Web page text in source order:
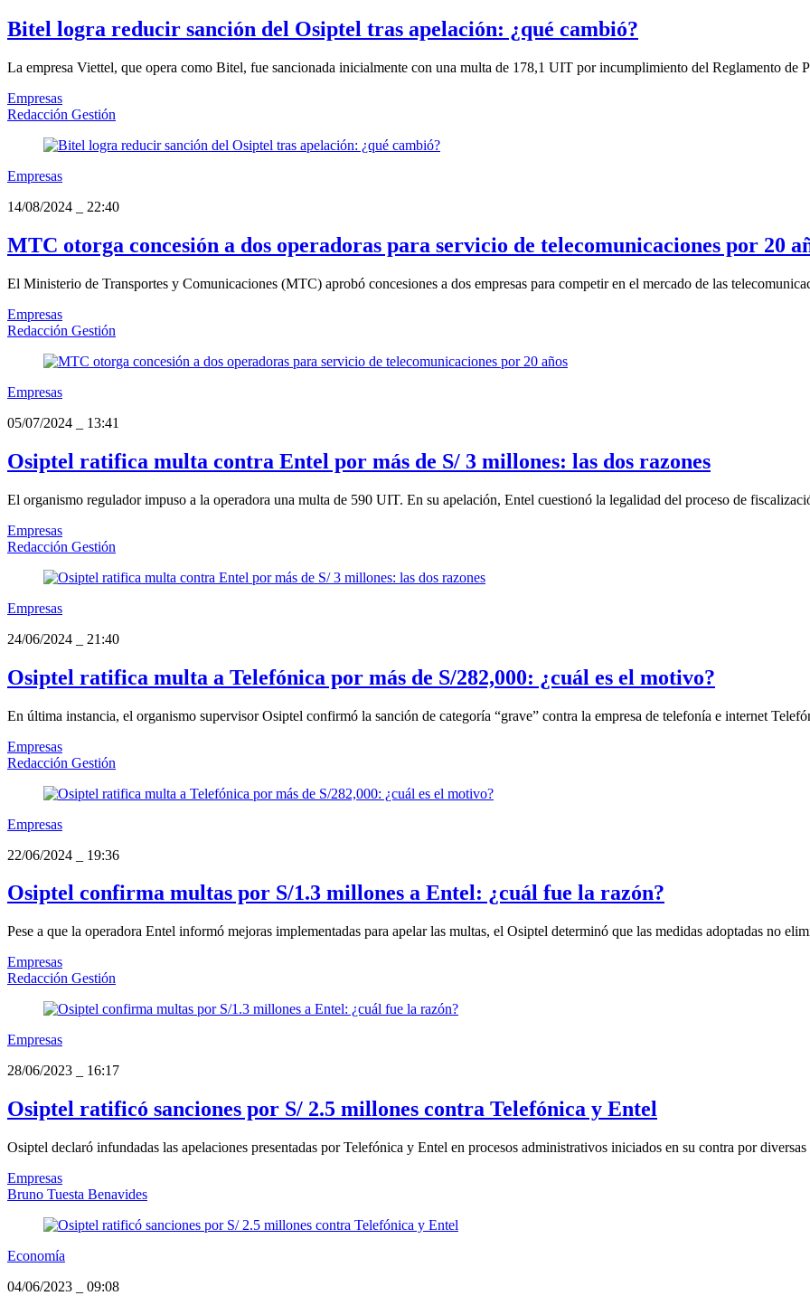
Bitel logra reducir sanción del Osiptel tras apelación: ¿qué cambió?
La empresa Viettel, que opera como Bitel, fue sancionada inicialmente con una multa de 178,1 UIT por incumplimiento del Reglamento de
Empresas
Redacción Gestión
Empresas
14/08/2024
22:40
MTC otorga concesión a dos operadoras para servicio de telecomunicaciones por 20
El Ministerio de Transportes y Comunicaciones (MTC) aprobó concesiones a dos empresas para competir en el mercado de las
Empresas
Redacción Gestión
Empresas
05/07/2024
13:41
Osiptel ratifica multa contra Entel por más de S/ 3 millones: las dos razones
El organismo regulador impuso a la operadora una multa de 590 UIT. En su apelación, Entel cuestionó la legalidad del proceso de
Empresas
Redacción Gestión
Empresas
24/06/2024
21:40
Osiptel ratifica multa a Telefónica por más de S/282,000: ¿cuál es el motivo?
En última instancia, el organismo supervisor Osiptel confirmó la sanción de categoría “grave” contra la empresa de telefonía e internet
Empresas
Redacción Gestión
Empresas
22/06/2024
19:36
Osiptel confirma multas por S/1.3 millones a Entel: ¿cuál fue la razón?
Pese a que la operadora Entel informó mejoras implementadas para apelar las multas, el Osiptel determinó que las medidas adoptadas no
Empresas
Redacción Gestión
Empresas
28/06/2023
16:17
Osiptel ratificó sanciones por S/ 2.5 millones contra Telefónica y Entel
Osiptel declaró infundadas las apelaciones presentadas por Telefónica y Entel en procesos administrativos iniciados en su contra por
Empresas
Bruno Tuesta Benavides
Economía
04/06/2023
09:08